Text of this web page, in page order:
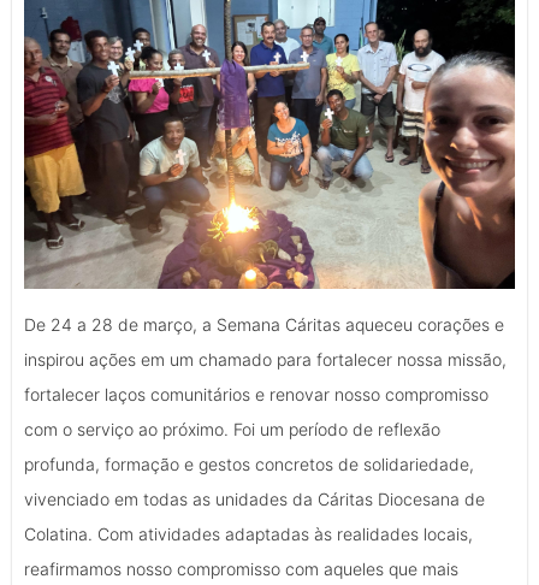
De 24 a 28 de março, a Semana Cáritas aqueceu corações e
inspirou ações em um chamado para fortalecer nossa missão,
fortalecer laços comunitários e renovar nosso compromisso
com o serviço ao próximo. Foi um período de reflexão
profunda, formação e gestos concretos de solidariedade,
vivenciado em todas as unidades da Cáritas Diocesana de
Colatina. Com atividades adaptadas às realidades locais,
reafirmamos nosso compromisso com aqueles que mais